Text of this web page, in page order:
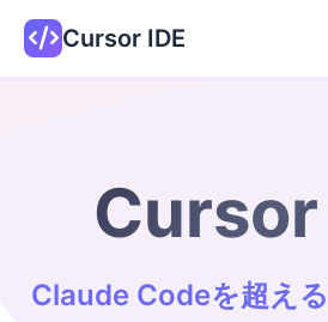
Cursor IDE
Cursor
Claude Codeを超え